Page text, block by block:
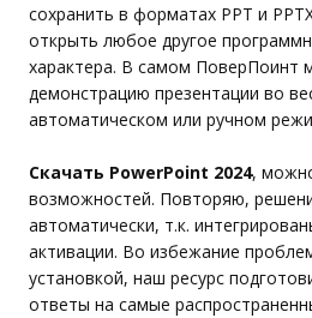
сохранить в форматах PPT и
открыть любое другое
характера. В самом ПоверПоинт
демонстрацию презентации во
автоматическом или ручном
Скачать PowerPoint 2024,
возможностей. Повторяю,
автоматически, т.к.
активации. Во избежание
установкой, наш ресурс
ответы на самые